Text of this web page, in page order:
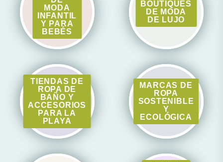
MODA
INFANTIL
Y PARA
BEBÉS
BOUTIQUES
DE MODA
DE LUJO
TIENDAS DE
ROPA DE
BAÑO Y
ACCESORIOS
PARA LA
PLAYA
MARCAS DE
ROPA
SOSTENIBLE
Y
ECOLÓGICA